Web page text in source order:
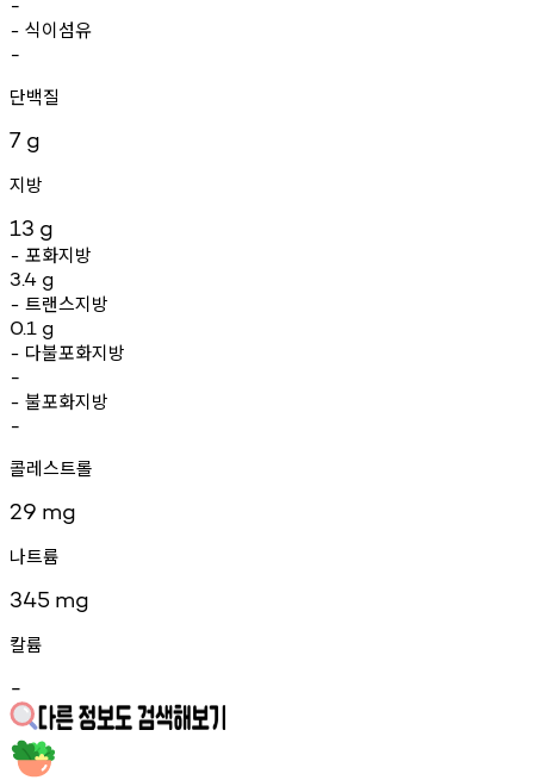
-
- 식이섬유
-
단백질
7 g
지방
13 g
- 포화지방
3.4 g
- 트랜스지방
0.1 g
- 다불포화지방
-
- 불포화지방
-
콜레스트롤
29 mg
나트륨
345 mg
칼륨
-